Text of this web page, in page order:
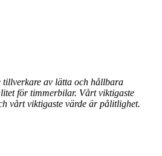
av lätta och hållbara
för timmerbilar. Vårt viktigaste
vårt viktigaste värde är pålitlighet.